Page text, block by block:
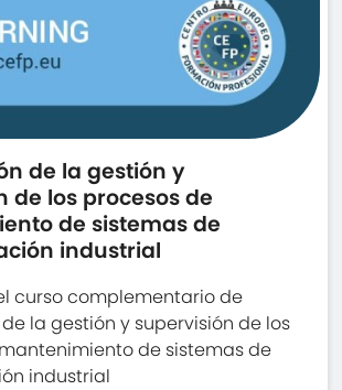
de la gestión y
de los procesos de
de sistemas de
industrial
curso complementario de
la gestión y supervisión de los
de sistemas de
industrial